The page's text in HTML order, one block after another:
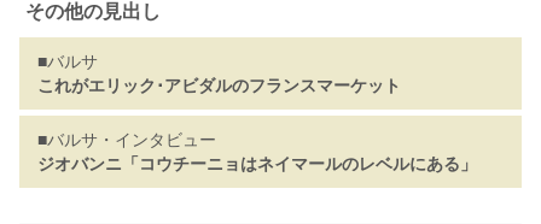
その他の見出し
■バルサ
これがエリック･アビダルのフランスマーケット
■バルサ・インタビュー
ジオバンニ「コウチーニョはネイマールのレベルにある」